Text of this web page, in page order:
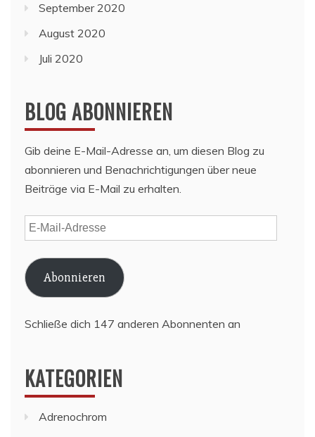
September 2020
August 2020
Juli 2020
BLOG ABONNIEREN
Gib deine E-Mail-Adresse an, um diesen Blog zu
abonnieren und Benachrichtigungen über neue
Beiträge via E-Mail zu erhalten.
E-
Mail-
Adresse
Abonnieren
Schließe dich 147 anderen Abonnenten an
KATEGORIEN
Adrenochrom